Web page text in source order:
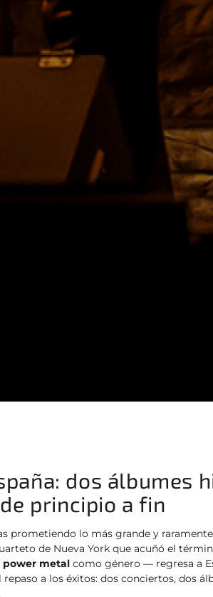
dos álbumes
principio a fin
prometiendo lo más grande y
de Nueva York que acuñó el
power metal como género — regresa a
a los éxitos: dos conciertos, dos